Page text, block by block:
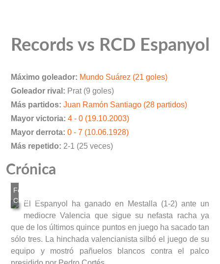
Records vs RCD Espanyol
Máximo goleador: Mundo Suárez (21 goles)
Goleador rival: Prat (9 goles)
Más partidos: Juan Ramón Santiago (28 partidos)
Mayor victoria: 4 - 0 (19.10.2003)
Mayor derrota: 0 - 7 (10.06.1928)
Más repetido: 2-1 (25 veces)
Crónica
El Espanyol ha ganado en Mestalla (1-2) ante un
mediocre Valencia que sigue su nefasta racha ya
que de los últimos quince puntos en juego ha sacado tan
sólo tres. La hinchada valencianista silbó el juego de su
equipo y mostró pañuelos blancos contra el palco